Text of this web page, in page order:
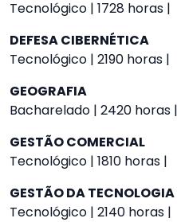
Tecnológico | 1728 horas |
DEFESA CIBERNÉTICA
Tecnológico | 2190 horas |
GEOGRAFIA
Bacharelado | 2420 horas |
GESTÃO COMERCIAL
Tecnológico | 1810 horas |
GESTÃO DA
Tecnológico | 2140 horas |